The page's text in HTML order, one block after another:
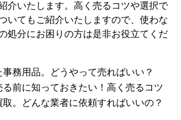
介いたします。高く売るコツや選択で
いてもご紹介いたしますので、使わな
処分にお困りの方は是非お役立てくだ
務用品。どうやって売ればいい？
前に知っておきたい！高く売るコツ
。どんな業者に依頼すればいいの？